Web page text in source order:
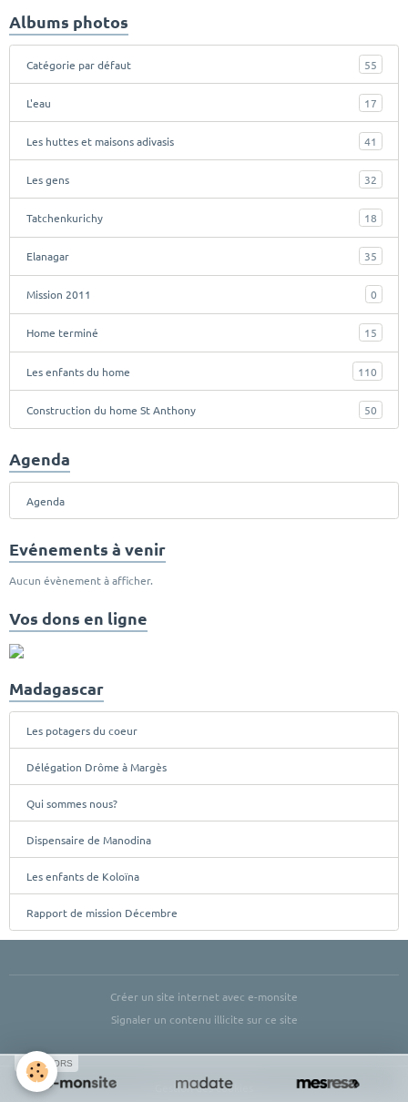
Albums photos
Catégorie par défaut 55
L'eau 17
Les huttes et maisons adivasis 41
Les gens 32
Tatchenkurichy 18
Elanagar 35
Mission 2011 0
Home terminé 15
Les enfants du home 110
Construction du home St Anthony 50
Agenda
Agenda
Evénements à venir
Aucun évènement à afficher.
Vos dons en ligne
Madagascar
Les potagers du coeur
Délégation Drôme à Margès
Qui sommes nous?
Dispensaire de Manodina
Les enfants de Koloïna
Rapport de mission Décembre
Créer un site internet avec e-monsite
Signaler un contenu illicite sur ce site
Gestion des cookies
SPONSORS